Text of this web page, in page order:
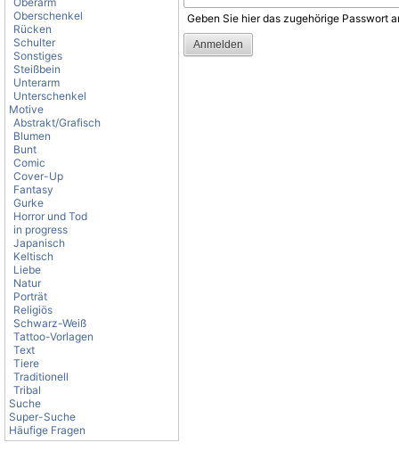
Oberschenkel
Rücken
Schulter
Sonstiges
Steißbein
Unterarm
Unterschenkel
Motive
Abstrakt/Grafisch
Blumen
Bunt
Comic
Cover-Up
Fantasy
Gurke
Horror und Tod
in progress
Japanisch
Keltisch
Liebe
Natur
Porträt
Religiös
Schwarz-Weiß
Tattoo-Vorlagen
Text
Tiere
Traditionell
Tribal
Suche
Super-Suche
Häufige Fragen
Geben Sie hier das zugehörige Passwort